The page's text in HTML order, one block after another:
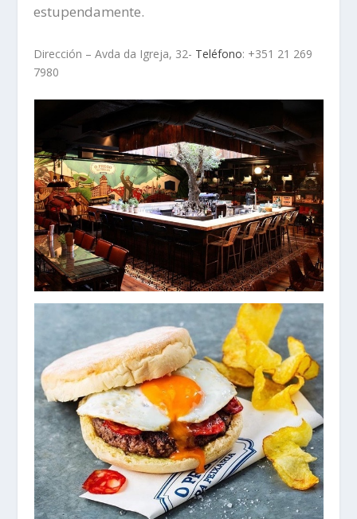
estupendamente.
Dirección – Avda da Igreja, 32- Teléfono: +351 21 269
7980